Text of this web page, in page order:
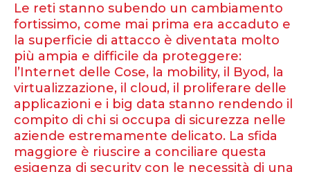
Le reti stanno subendo un cambiamento
fortissimo, come mai prima era accaduto e
la superficie di attacco è diventata molto
più ampia e difficile da proteggere:
l’Internet delle Cose, la mobility, il Byod, la
virtualizzazione, il cloud, il proliferare delle
applicazioni e i big data stanno rendendo il
compito di chi si occupa di sicurezza nelle
aziende estremamente delicato. La sfida
maggiore è riuscire a conciliare questa
esigenza di security con le necessità di una